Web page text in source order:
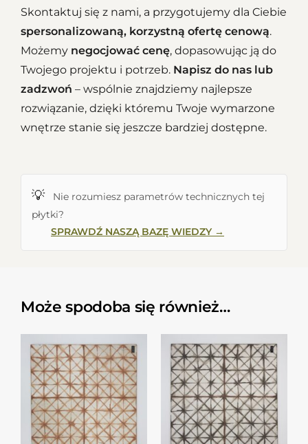
Skontaktuj się z nami, a przygotujemy dla Ciebie
spersonalizowaną, korzystną ofertę cenową.
Możemy negocjować cenę, dopasowując ją do
Twojego projektu i potrzeb. Napisz do nas lub
zadzwoń – wspólnie znajdziemy najlepsze
rozwiązanie, dzięki któremu Twoje wymarzone
wnętrze stanie się jeszcze bardziej dostępne.
💡
Nie rozumiesz parametrów technicznych tej
płytki?
SPRAWDŹ NASZĄ BAZĘ WIEDZY →
Może spodoba się również…